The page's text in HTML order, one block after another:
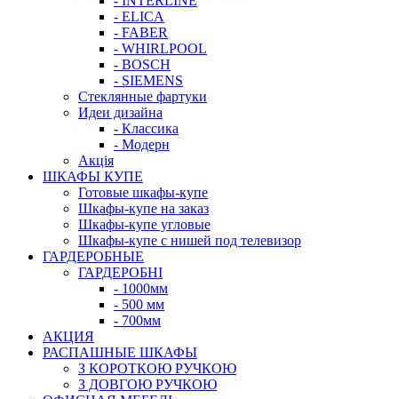
- ELICA
- FABER
- WHIRLPOOL
- BOSCH
- SIEMENS
Стеклянные фартуки
Идеи дизайна
- Класcика
- Модерн
Акція
ШКАФЫ КУПЕ
Готовые шкафы-купе
Шкафы-купе на заказ
Шкафы-купе угловые
Шкафы-купе с нишей под телевизор
ГАРДЕРОБНЫЕ
ГАРДЕРОБНІ
- 1000мм
- 500 мм
- 700мм
АКЦИЯ
РАСПАШНЫЕ ШКАФЫ
З КОРОТКОЮ РУЧКОЮ
З ДОВГОЮ РУЧКОЮ